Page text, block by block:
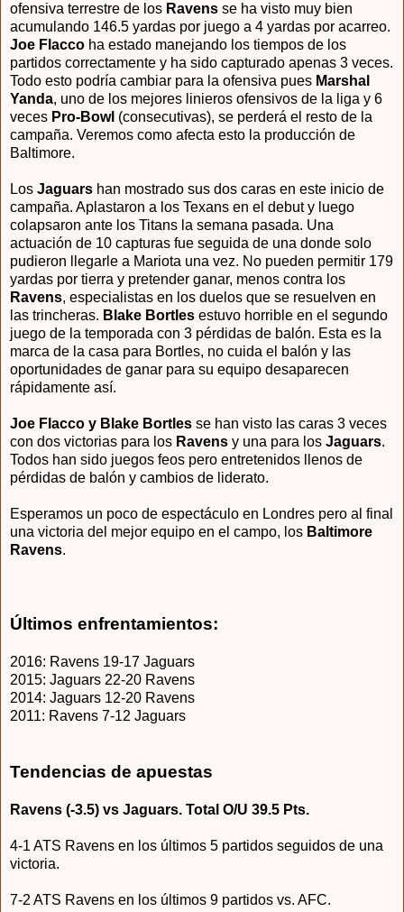
ofensiva terrestre de los Ravens se ha visto muy bien
acumulando 146.5 yardas por juego a 4 yardas por acarreo.
Joe Flacco ha estado manejando los tiempos de los
partidos correctamente y ha sido capturado apenas 3 veces.
Todo esto podría cambiar para la ofensiva pues Marshal
Yanda, uno de los mejores linieros ofensivos de la liga y 6
veces Pro-Bowl (consecutivas), se perderá el resto de la
campaña. Veremos como afecta esto la producción de
Baltimore.
Los Jaguars han mostrado sus dos caras en este inicio de
campaña. Aplastaron a los Texans en el debut y luego
colapsaron ante los Titans la semana pasada. Una
actuación de 10 capturas fue seguida de una donde solo
pudieron llegarle a Mariota una vez. No pueden permitir 179
yardas por tierra y pretender ganar, menos contra los
Ravens, especialistas en los duelos que se resuelven en
las trincheras. Blake Bortles estuvo horrible en el segundo
juego de la temporada con 3 pérdidas de balón. Esta es la
marca de la casa para Bortles, no cuida el balón y las
oportunidades de ganar para su equipo desaparecen
rápidamente así.
Joe Flacco y Blake Bortles se han visto las caras 3 veces
con dos victorias para los Ravens y una para los Jaguars.
Todos han sido juegos feos pero entretenidos llenos de
pérdidas de balón y cambios de liderato.
Esperamos un poco de espectáculo en Londres pero al final
una victoria del mejor equipo en el campo, los Baltimore
Ravens.
Últimos enfrentamientos:
2016: Ravens 19-17 Jaguars
2015: Jaguars 22-20 Ravens
2014: Jaguars 12-20 Ravens
2011: Ravens 7-12 Jaguars
Tendencias de apuestas
Ravens (-3.5) vs Jaguars. Total O/U 39.5 Pts.
4-1 ATS Ravens en los últimos 5 partidos seguidos de una
victoria.
7-2 ATS Ravens en los últimos 9 partidos vs. AFC.